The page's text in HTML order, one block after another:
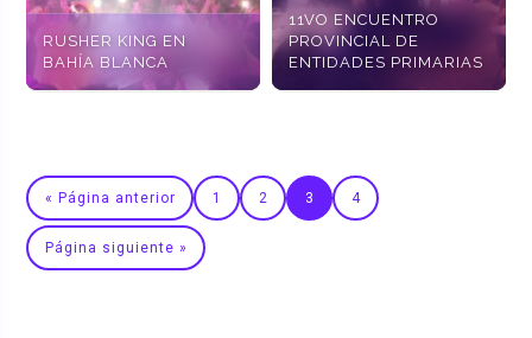
RUSHER KING EN
BAHÍA BLANCA
11VO ENCUENTRO
PROVINCIAL DE
ENTIDADES PRIMARIAS
« Página anterior 1 2 3 4
Página siguiente »